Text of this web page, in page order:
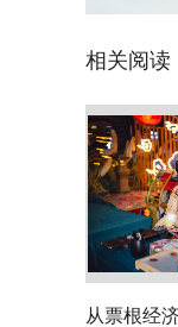
相关阅读
从票根经